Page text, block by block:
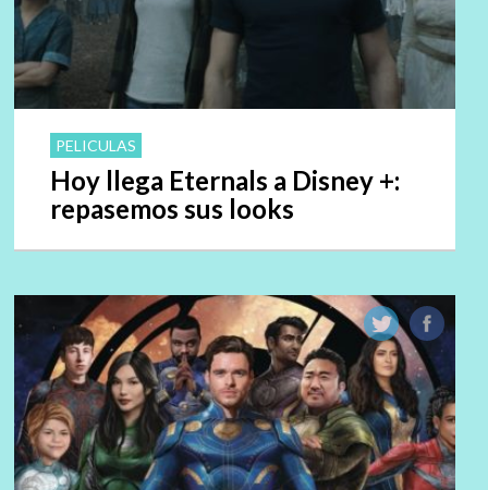
PELICULAS
Hoy llega Eternals a Disney +:
repasemos sus looks